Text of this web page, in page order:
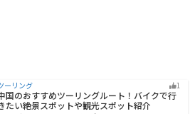
ーリング 1
国のおすすめツーリングルート！バイクで行
たい絶景スポットや観光スポット紹介